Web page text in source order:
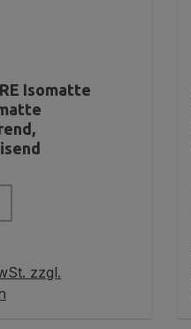
Isomatte
ist zurzeit nicht verfügbar.)
zzgl.
wählen